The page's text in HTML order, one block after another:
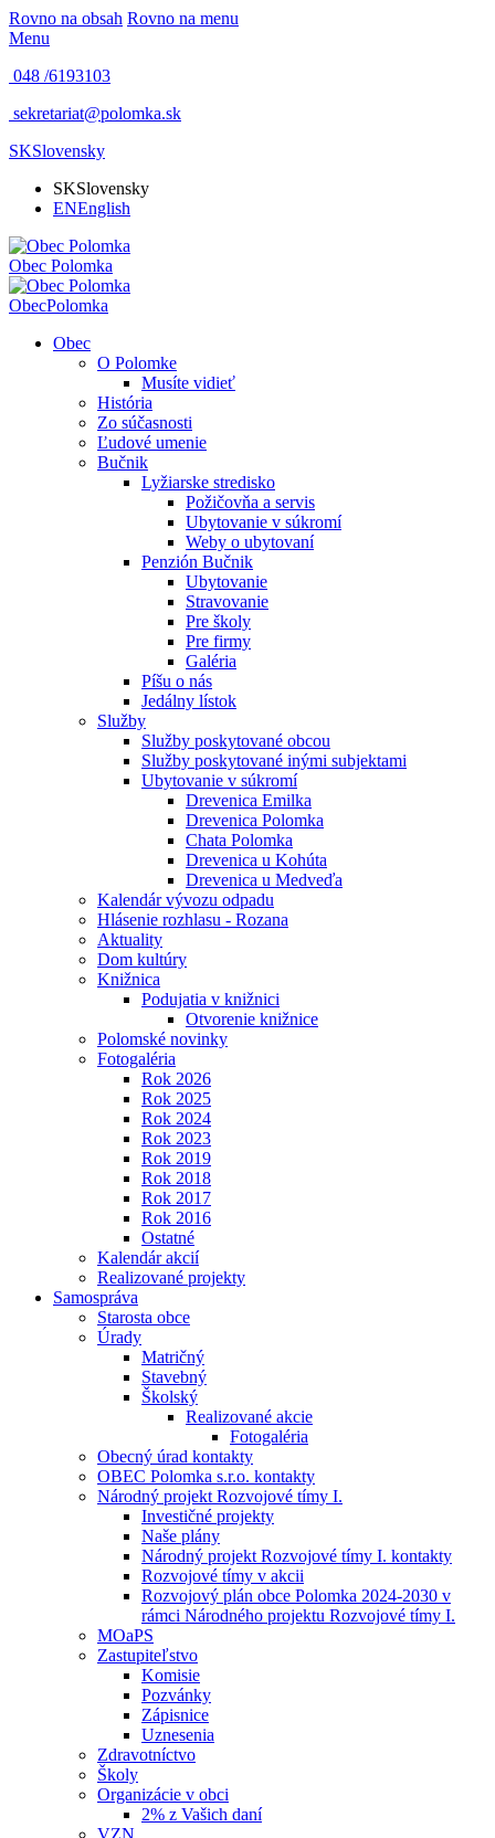
Rovno na obsah Rovno na menu
Menu
048 /6193103
sekretariat@polomka.sk
SKSlovensky
SKSlovensky
ENEnglish
Obec Polomka
ObecPolomka
Obec
O Polomke
Musíte vidieť
História
Zo súčasnosti
Ľudové umenie
Bučnik
Lyžiarske stredisko
Požičovňa a servis
Ubytovanie v súkromí
Weby o ubytovaní
Penzión Bučnik
Ubytovanie
Stravovanie
Pre školy
Pre firmy
Galéria
Píšu o nás
Jedálny lístok
Služby
Služby poskytované obcou
Služby poskytované inými subjektami
Ubytovanie v súkromí
Drevenica Emilka
Drevenica Polomka
Chata Polomka
Drevenica u Kohúta
Drevenica u Medveďa
Kalendár vývozu odpadu
Hlásenie rozhlasu - Rozana
Aktuality
Dom kultúry
Knižnica
Podujatia v knižnici
Otvorenie knižnice
Polomské novinky
Fotogaléria
Rok 2026
Rok 2025
Rok 2024
Rok 2023
Rok 2019
Rok 2018
Rok 2017
Rok 2016
Ostatné
Kalendár akcií
Realizované projekty
Samospráva
Starosta obce
Úrady
Matričný
Stavebný
Školský
Realizované akcie
Fotogaléria
Obecný úrad kontakty
OBEC Polomka s.r.o. kontakty
Národný projekt Rozvojové tímy I.
Investičné projekty
Naše plány
Národný projekt Rozvojové tímy I. kontakty
Rozvojové tímy v akcii
Rozvojový plán obce Polomka 2024-2030 v
rámci Národného projektu Rozvojové tímy I.
MOaPS
Zastupiteľstvo
Komisie
Pozvánky
Zápisnice
Uznesenia
Zdravotníctvo
Školy
Organizácie v obci
2% z Vašich daní
VZN